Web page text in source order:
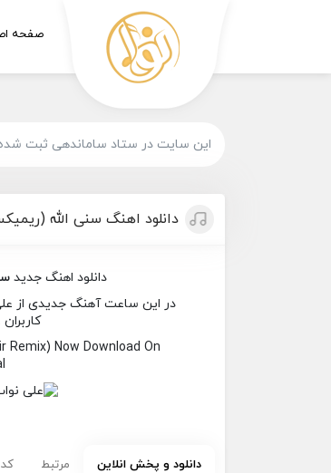
صفحه
این سایت در ستاد ساماندهی ثبت
دانلود اهنگ سنی الله
دانلود اهنگ جدید
در این ساعت آهنگ جدیدی از
Remix) Now Download On
دانلود و پخش انلاین مرتبط